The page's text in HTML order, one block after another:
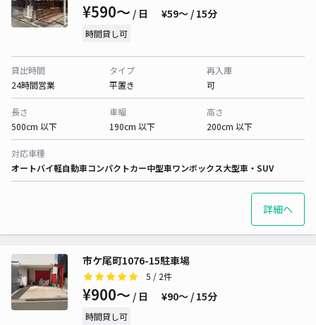
¥590〜 / 日 ¥59〜 / 15分
時間貸し可
貸出時間
24時間営業
タイプ
平置き
再入庫
可
長さ
500cm 以下
車幅
190cm 以下
高さ
200cm 以下
対応車種
オートバイ軽自動車コンパクトカー中型車ワンボックス大型車・SUV
詳細へ
市ケ尾町1076-15駐車場
5 / 2件
¥900〜 / 日 ¥90〜 / 15分
時間貸し可